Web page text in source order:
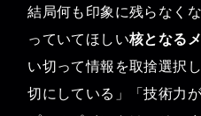
結局何も印象に残らなく
っていてほしい核となる
い切って情報を取捨選択
切にしている」「技術力